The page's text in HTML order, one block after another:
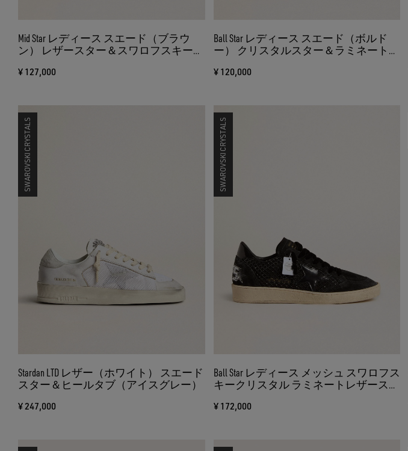
Mid Star レディース スエード（ブラウ
ン） レザースター＆スワロフスキーク
¥ 127,000
Ball Star レディース スエード（ボルド
ー） クリスタルスター＆ラミネートレ
¥ 120,000
SWAROVSKI CRYSTALS
Stardan LTD レザー（ホワイト） スエード
スター＆ヒールタブ（アイスグレー）
¥ 247,000
SWAROVSKI CRYSTALS
Ball Star レディース メッシュ スワロフス
キークリスタル ラミネートレザースタ
¥ 172,000